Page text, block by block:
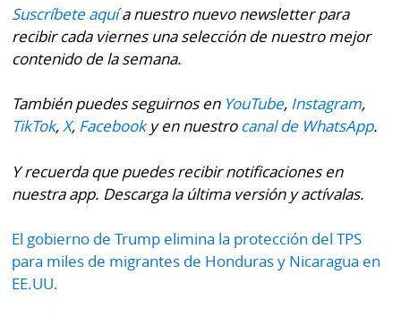
Suscríbete aquía nuestro nuevo newsletter para
recibir cada viernes una selección de nuestro mejor
contenido de la semana.
También puedes seguirnos en YouTube, Instagram,
TikTok,X, Facebooky en nuestrocanal de WhatsApp.
Y recuerda que puedes recibir notificaciones en
nuestra app. Descarga la última versión y actívalas.
El gobierno de Trump elimina la protección del TPS
para miles de migrantes de Honduras y Nicaragua en
EE.UU.